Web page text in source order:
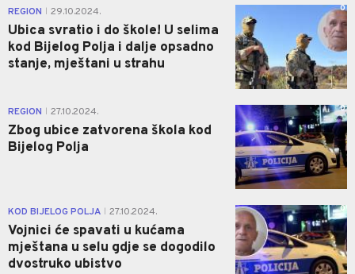
REGION 29.10.2024.
Ubica svratio i do škole! U selima
kod Bijelog Polja i dalje opsadno
stanje, mještani u strahu
0
REGION 27.10.2024.
Zbog ubice zatvorena škola kod
Bijelog Polja
0
KOD BIJELOG POLJA 27.10.2024.
Vojnici će spavati u kućama
mještana u selu gdje se dogodilo
dvostruko ubistvo
0